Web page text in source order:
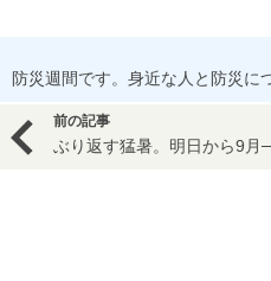
防災週間です。身近な人と防災に
前の記事
ぶり返す猛暑。明日から9月